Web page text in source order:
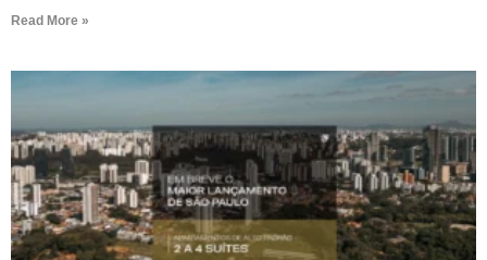
Read More »